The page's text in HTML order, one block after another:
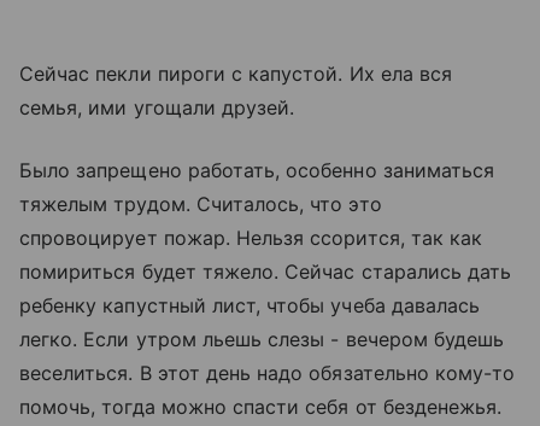
Сейчас пекли пироги с капустой. Их ела вся
семья, ими угощали друзей.
Было запрещено работать, особенно заниматься
тяжелым трудом. Считалось, что это
спровоцирует пожар. Нельзя ссорится, так как
помириться будет тяжело. Сейчас старались дать
ребенку капустный лист, чтобы учеба давалась
легко. Если утром льешь слезы - вечером будешь
веселиться. В этот день надо обязательно кому-то
помочь, тогда можно спасти себя от безденежья.